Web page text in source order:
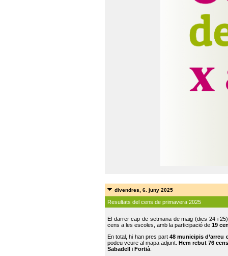
divendres, 6. juny 2025
Resultats del cens de primavera 2025
El darrer cap de setmana de maig (dies 24 i
cens a les escoles, amb la participació de 19
En total, hi han pres part48 municipis d’arreu
podeu veure al mapa adjunt. Hem rebut 76
Sabadell
i Fortià.